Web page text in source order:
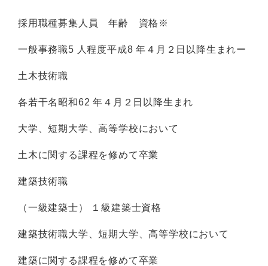
採用職種募集人員 年齢 資格※
一般事務職5 人程度平成8 年４月２日以降生まれー
土木技術職
各若干名昭和62 年４月２日以降生まれ
大学、短期大学、高等学校において
土木に関する課程を修めて卒業
建築技術職
（一級建築士） １級建築士資格
建築技術職大学、短期大学、高等学校において
建築に関する課程を修めて卒業